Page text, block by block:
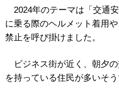
2024年のテーマは「交通
に乗る際のヘルメット着用
禁止を呼び掛けました。
ビジネス街が近く、朝夕
を持っている住民が多いそう